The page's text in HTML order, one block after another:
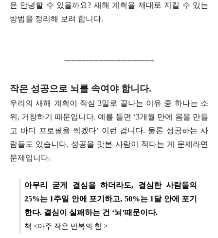
은 안녕할 수 있을까요? 새해 계획을 제대로 지킬 수 있는
방법을 정리해 보려 합니다.
-------------------------------------
작은 성공으로 뇌를 속여야 합니다.
우리의 새해 계획이 작심 3일로 끝나는 이유 중 하나는 소
위, 거창하기 때문입니다. 예를 들면 ‘3개월 만에 몸을 만들
고 바디 프로필을 찍겠다’ 이런 겁니다. 물론 성공하는 사
람들도 있습니다. 성공을 맛본 사람이 적다는 게 문제라면
문제입니다.
아무리 굳게 결심을 하더라도, 결심한 사람들의
25%는 1주일 안에 포기하고, 50%는 1달 안에 포기
한다. 결심이 실패하는 건 ‘뇌’때문이다.
책 <아주 작은 반복의 힘 >